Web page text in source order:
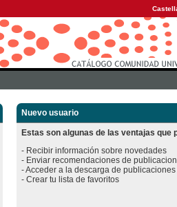
Nuevo usuario
Estas son algunas de las ventajas
- Recibir información sobre novedades
- Enviar recomendaciones de
- Acceder a la descarga de